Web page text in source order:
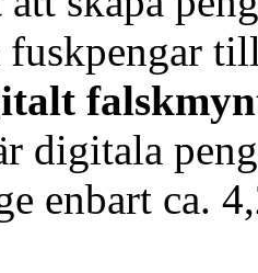
fuskpengar
digitala
enbart ca.